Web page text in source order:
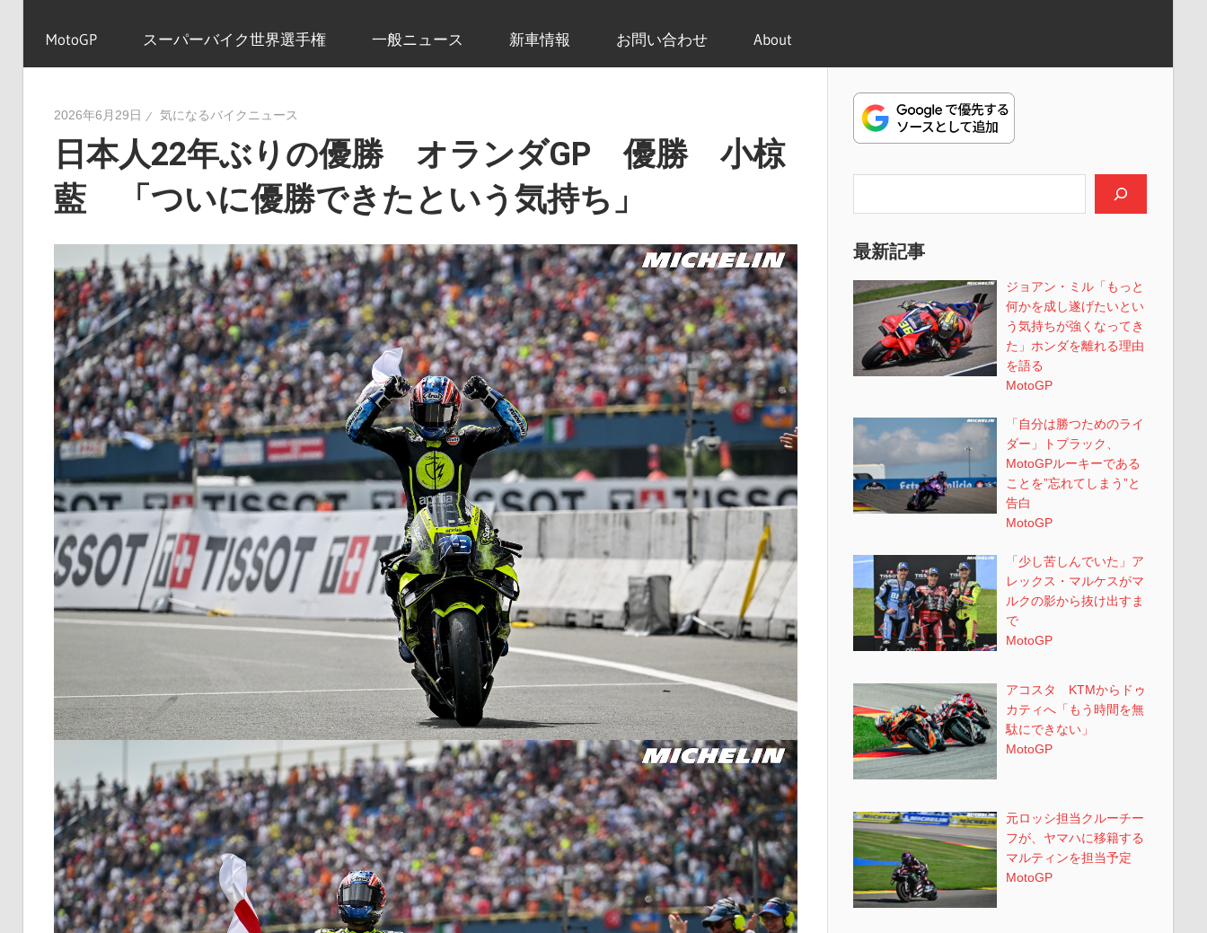
イ
ニ
ュ
ー
ス
MotoGP スーパーバイク世界選手権 一般ニュース 新車情報 お問い合わせ About
2026年6月29日 気になるバイクニュース
日本人22年ぶりの優勝 オランダGP 優勝 小椋
藍 「ついに優勝できたという気持ち」
最新記事
ジョアン・ミル「もっと
何かを成し遂げたいとい
う気持ちが強くなってき
た」ホンダを離れる理由
を語る
MotoGP
「自分は勝つためのライ
ダー」トプラック、
MotoGPルーキーである
ことを”忘れてしまう”と
告白
MotoGP
「少し苦しんでいた」ア
レックス・マルケスがマ
ルクの影から抜け出すま
で
MotoGP
アコスタ KTMからドゥ
カティへ「もう時間を無
駄にできない」
MotoGP
元ロッシ担当クルーチー
フが、ヤマハに移籍する
マルティンを担当予定
MotoGP